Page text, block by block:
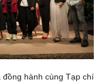
hành cùng Tạp chí